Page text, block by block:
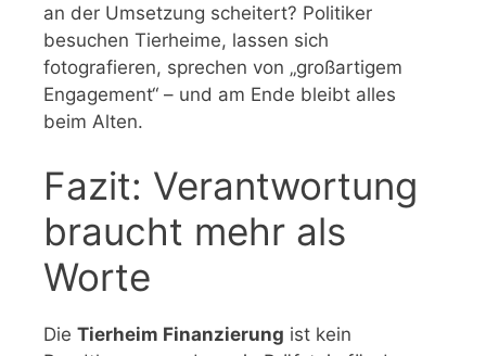
an der Umsetzung scheitert? Politiker
besuchen Tierheime, lassen sich
fotografieren, sprechen von „großartigem
Engagement“ – und am Ende bleibt alles
beim Alten.
Fazit: Verantwortung
braucht mehr als
Worte
Die Tierheim Finanzierung ist kein